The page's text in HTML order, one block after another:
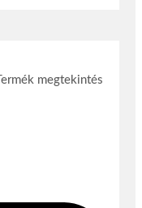
Termék megtekintés